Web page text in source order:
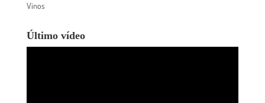
Vinos
Último vídeo